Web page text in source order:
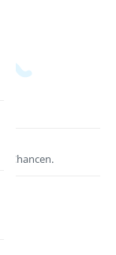
Chancen.